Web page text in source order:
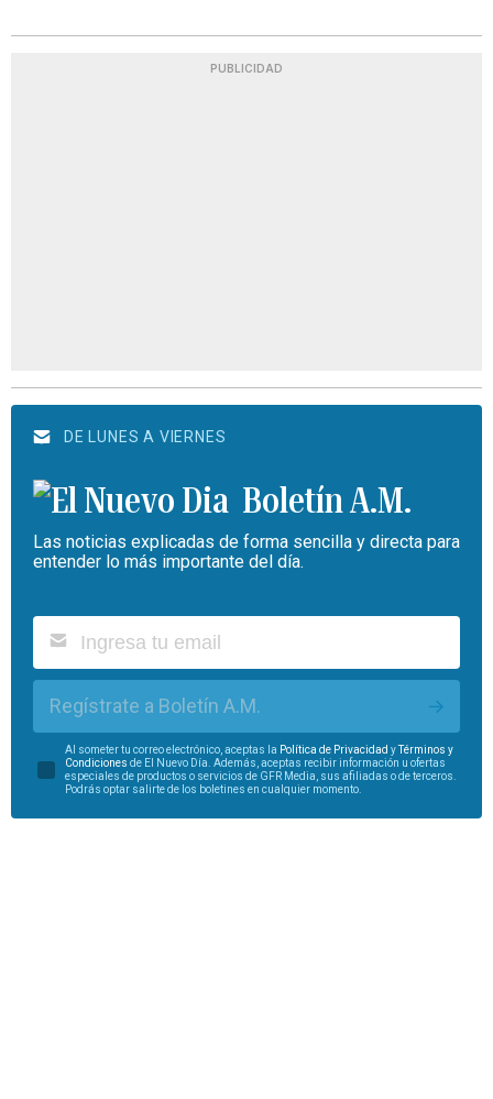
PUBLICIDAD
DE LUNES A VIERNES
Boletín A.M.
Las noticias explicadas de forma sencilla y directa para
entender lo más importante del día.
Regístrate a Boletín A.M.
Al someter tu correo electrónico, aceptas la Política de Privacidad yTérminos y
Condiciones de El Nuevo Día. Además, aceptas recibir información u ofertas
especiales de productos o servicios de GFR Media, sus afiliadas o de terceros.
Podrás optar salirte de los boletines en cualquier momento.